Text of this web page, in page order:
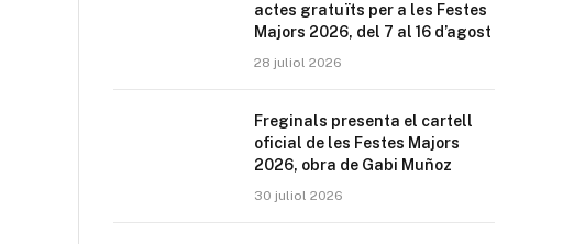
actes gratuïts per a les Festes
Majors 2026, del 7 al 16 d’agost
28 juliol 2026
Freginals presenta el cartell
oficial de les Festes Majors
2026, obra de Gabi Muñoz
30 juliol 2026